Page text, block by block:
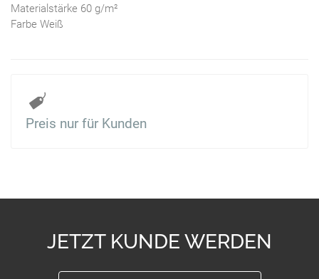
Materialstärke 60 g/m²
Farbe Weiß
Preis nur für Kunden
JETZT KUNDE WERDEN